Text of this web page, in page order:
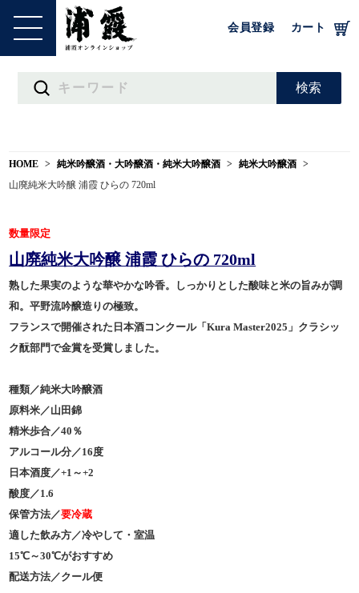
会員登録 カート
HOME 純米吟醸酒・大吟醸酒・純米大吟醸酒
純米大吟醸酒
山廃純米大吟醸 浦霞 ひらの 720ml
数量限定
山廃純米大吟醸 浦霞 ひらの 720ml
熟した果実のような華やかな吟香。しっかりとした酸味と米の旨みが調
和。平野流吟醸造りの極致。
フランスで開催された日本酒コンクール「Kura Master2025」クラシッ
ク酛部門で金賞を受賞しました。
種類／純米大吟醸酒
原料米／山田錦
精米歩合／40％
アルコール分／16度
日本酒度／+1～+2
酸度／1.6
保管方法／要冷蔵
適した飲み方／冷やして・室温
15℃～30℃がおすすめ
配送方法／クール便